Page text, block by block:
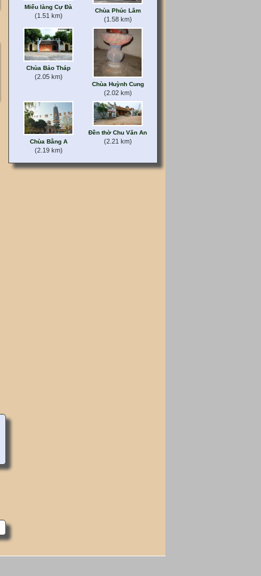
Miếu làng Cự Đà
(1.51 km)
Chùa Phúc Lâm
(1.58 km)
Chùa Bảo Tháp
(2.05 km)
Chùa Huỳnh Cung
(2.02 km)
Chùa Bằng A
(2.19 km)
Đền thờ Chu Văn An
(2.21 km)